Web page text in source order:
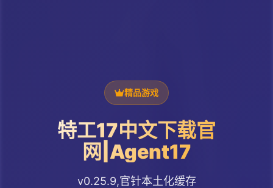
精品游戏
特工17中文下载官
网|Agent17
v0.25.9,官针本土化缓存